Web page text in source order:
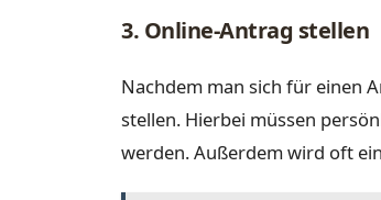
3. Online-Antrag stellen
Nachdem man sich für einen
stellen. Hierbei müssen
werden. Außerdem wird oft